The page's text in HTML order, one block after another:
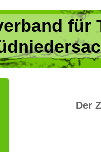
für
Der